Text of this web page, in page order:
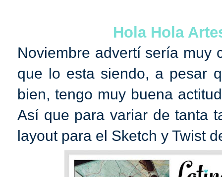
Hola Hola
Noviembre advertí sería muy
que lo esta siendo, a pesar
bien, tengo muy buena
Así que para variar de tanta
layout para el Sketch y Twist